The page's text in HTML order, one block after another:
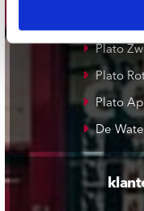
Plato
Plato
Plato
De